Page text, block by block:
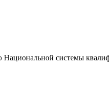
Национальной системы